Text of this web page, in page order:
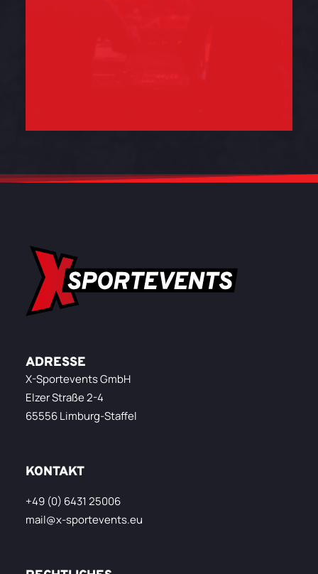
ADRESSE
X-Sportevents GmbH
Elzer Straße 2-4
65556 Limburg-Staffel
KONTAKT
+49 (0) 6431 25006
mail@x-sportevents.eu